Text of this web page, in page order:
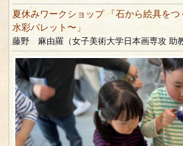
夏休みワークショップ 「石から絵具を
水彩パレット〜」
藤野 麻由羅（女子美術大学日本画専攻 助教